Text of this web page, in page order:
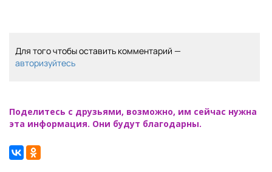
Для того чтобы оставить комментарий —
авторизуйтесь
Поделитесь с друзьями, возможно, им сейчас нужна
эта информация. Они будут благодарны.